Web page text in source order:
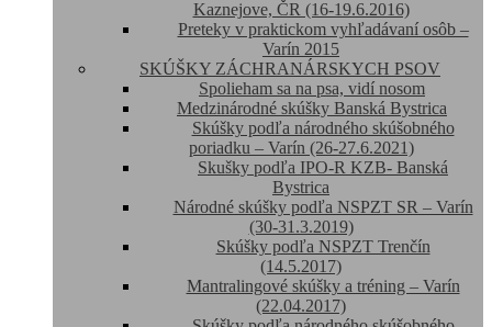
Kaznejove, ČR (16-19.6.2016)
Preteky v praktickom vyhľadávaní osôb –
Varín 2015
SKÚŠKY ZÁCHRANÁRSKYCH PSOV
Spolieham sa na psa, vidí nosom
Medzinárodné skúšky Banská Bystrica
Skúšky podľa národného skúšobného
poriadku – Varín (26-27.6.2021)
Skušky podľa IPO-R KZB- Banská
Bystrica
Národné skúšky podľa NSPZT SR – Varín
(30-31.3.2019)
Skúšky podľa NSPZT Trenčín
(14.5.2017)
Mantralingové skúšky a tréning – Varín
(22.04.2017)